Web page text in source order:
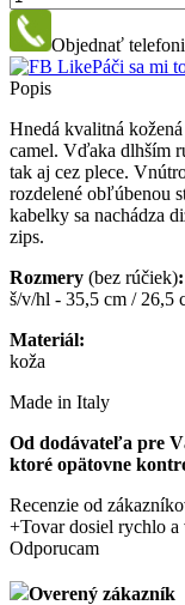
Objednať
Páči sa mi
Popis
Hnedá kvalitná
camel. Vďaka dlhším
tak aj cez plece.
rozdelené obľúbenou
kabelky sa nachádza
zips.
Rozmery (bez rúčiek):
š/v/hl - 35,5 cm / 26,5
Materiál:
koža
Made in Italy
Od dodávateľa pre
ktoré opätovne
Recenzie od
+Tovar dosiel rychlo
Odporucam
Overený zákazník